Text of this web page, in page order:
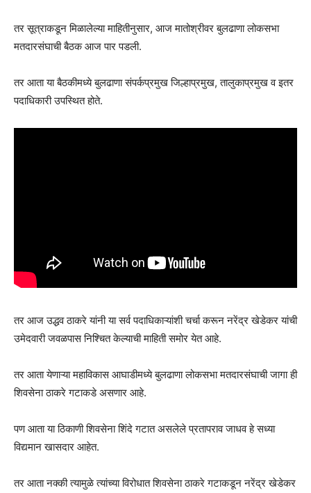
तर सूत्राकडून मिळालेल्या माहितीनुसार, आज मातोश्रीवर बुलढाणा लोकसभा
मतदारसंघाची बैठक आज पार पडली.
तर आता या बैठकीमध्ये बुलढाणा संपर्कप्रमुख जिल्हाप्रमुख, तालुकाप्रमुख व इतर
पदाधिकारी उपस्थित होते.
तर आज उद्धव ठाकरे यांनी या सर्व पदाधिकाऱ्यांशी चर्चा करून नरेंद्र खेडेकर यांची
उमेदवारी जवळपास निश्चित केल्याची माहिती समोर येत आहे.
तर आता येणाऱ्या महाविकास आघाडीमध्ये बुलढाणा लोकसभा मतदारसंघाची जागा ही
शिवसेना ठाकरे गटाकडे असणार आहे.
पण आता या ठिकाणी शिवसेना शिंदे गटात असलेले प्रतापराव जाधव हे सध्या
विद्यमान खासदार आहेत.
तर आता नक्की त्यामुळे त्यांच्या विरोधात शिवसेना ठाकरे गटाकडून नरेंद्र खेडेकर